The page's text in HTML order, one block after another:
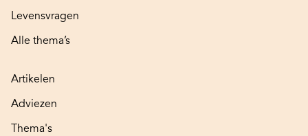
Levensvragen
Alle thema’s
Artikelen
Adviezen
Thema's